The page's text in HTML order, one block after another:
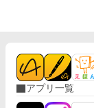
アプリ一覧